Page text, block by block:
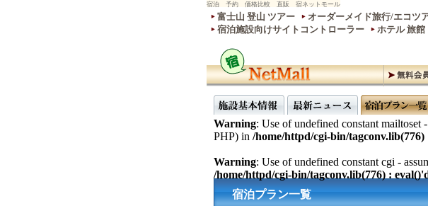
宿泊 予約 価格比較 直販 宿ネットモール
富士山 登山 ツアー オーダーメイド旅行/エコツ
宿泊施設向けサイトコントローラー
ホテル 旅館
Warning: Use of undefined constant
PHP) in /home/httpd/cgi-bin/tagconv.lib(776)
Warning: Use of undefined constant cgi -
/home/httpd/cgi-bin/tagconv.lib(776) :
宿泊プラン一覧